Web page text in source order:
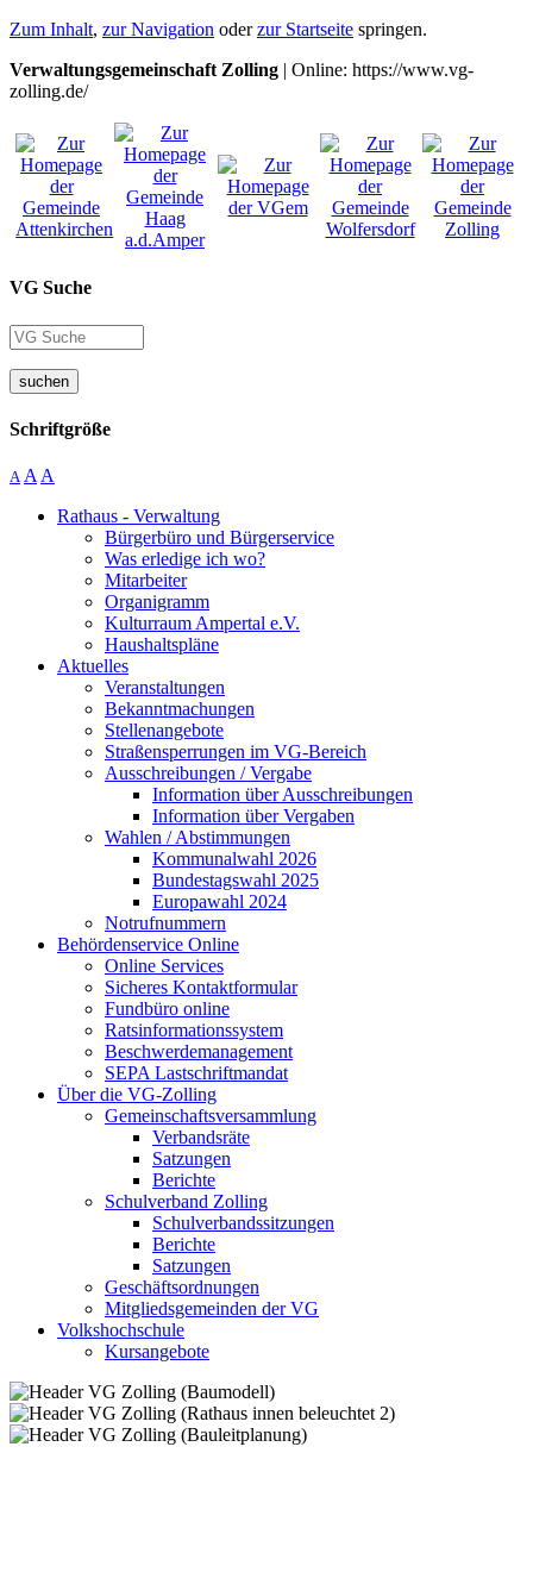
Zum Inhalt, zur Navigation oderzur Startseite springen.
Verwaltungsgemeinschaft Zolling | Online: https://www.vg-
zolling.de/
VG Suche
suchen
Schriftgröße
A A A
Rathaus - Verwaltung
Bürgerbüro und Bürgerservice
Was erledige ich wo?
Mitarbeiter
Organigramm
Kulturraum Ampertal e.V.
Haushaltspläne
Aktuelles
Veranstaltungen
Bekanntmachungen
Stellenangebote
Straßensperrungen im VG-Bereich
Ausschreibungen / Vergabe
Information über Ausschreibungen
Information über Vergaben
Wahlen / Abstimmungen
Kommunalwahl 2026
Bundestagswahl 2025
Europawahl 2024
Notrufnummern
Behördenservice Online
Online Services
Sicheres Kontaktformular
Fundbüro online
Ratsinformationssystem
Beschwerdemanagement
SEPA Lastschriftmandat
Über die VG-Zolling
Gemeinschaftsversammlung
Verbandsräte
Satzungen
Berichte
Schulverband Zolling
Schulverbandssitzungen
Berichte
Satzungen
Geschäftsordnungen
Mitgliedsgemeinden der VG
Volkshochschule
Kursangebote